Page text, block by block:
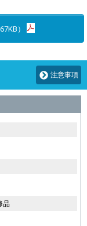
67KB）
注意事項
品